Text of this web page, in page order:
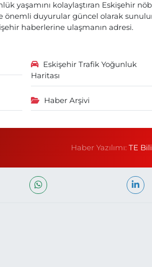
yaşamını kolaylaştıran Eskişehir
önemli duyurular güncel olarak
haberlerine ulaşmanın adresi.
Eskişehir Trafik Yoğunluk
Haritası
Haber Arşivi
Haber Yazılımı:TE